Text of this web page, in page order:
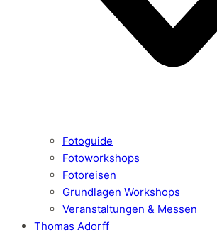
Fotoguide
Fotoworkshops
Fotoreisen
Grundlagen Workshops
Veranstaltungen & Messen
Thomas Adorff